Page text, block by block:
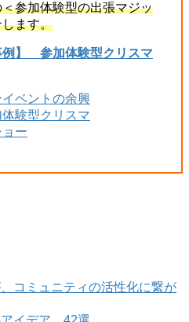
参加体験型の出張マジッ
ます。
例】 参加体験型クリスマ
イベントの余興
験型クリスマ
ー
コミュニティの活性化に繋が